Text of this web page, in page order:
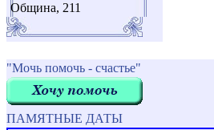
Община, 211
"Мочь помочь - счастье"
ПАМЯТНЫЕ ДАТЫ